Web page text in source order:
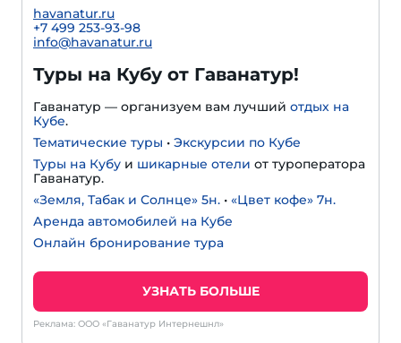
havanatur.ru
+7 499 253-93-98
info@havanatur.ru
Туры на Кубу от Гаванатур!
Гаванатур — организуем вам лучший отдых на
Кубе.
Тематические туры • Экскурсии по Кубе
Туры на Кубу и шикарные отели от туроператора
Гаванатур.
«Земля, Табак и Солнце» 5н. • «Цвет кофе» 7н.
Аренда автомобилей на Кубе
Онлайн бронирование тура
УЗНАТЬ БОЛЬШЕ
Реклама: ООО «Гаванатур Интернешнл»